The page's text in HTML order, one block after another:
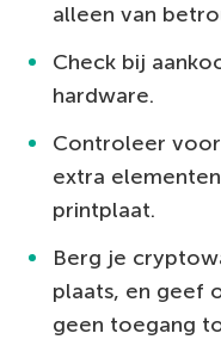
alleen van
Check bij
hardware.
Controleer
extra
printplaat.
Berg je
plaats, en geef
geen toegang